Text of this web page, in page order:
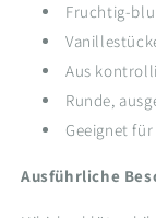
Fruchtig-
Aus
Runde,
Geeignet
Ausführliche